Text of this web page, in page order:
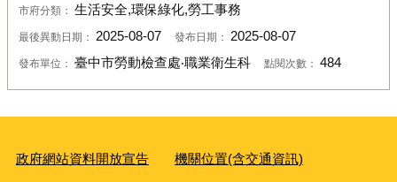
市府分類： 生活安全,環保綠化,勞工事務
最後異動日期： 2025-08-07 發布日期： 2025-08-07
發布單位： 臺中市勞動檢查處‧職業衛生科 點閱次數： 484
政府網站資料開放宣告 機關位置(含交通資訊)